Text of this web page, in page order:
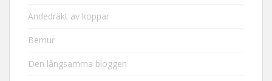
Andedräkt av koppar
Bernur
Den långsamma bloggen